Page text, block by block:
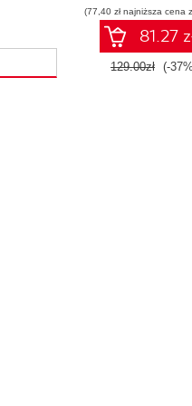
Wydanie IV
(77,40 zł najniższa cena
81.27
129.00zł (-